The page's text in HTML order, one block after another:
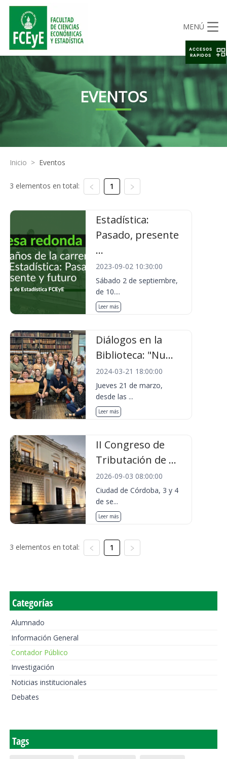
MENÚ
EVENTOS
Inicio > Eventos
3 elementos en total: 1
Estadística:
Pasado, presente
...
2023-09-02 10:30:00
Sábado 2 de septiembre,
de 10....
Leer más
Diálogos en la
Biblioteca: "Nu...
2024-03-21 18:00:00
Jueves 21 de marzo,
desde las ...
Leer más
II Congreso de
Tributación de ...
2026-09-03 08:00:00
Ciudad de Córdoba, 3 y 4
de se...
Leer más
3 elementos en total: 1
Categorías
Alumnado
Información General
Contador Público
Investigación
Noticias institucionales
Debates
Tags
ACCESOS
RAPIDOS